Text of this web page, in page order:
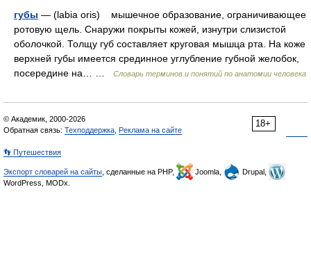
губы — (labia oris) мышечное образование, ограничивающее
ротовую щель. Снаружи покрыты кожей, изнутри слизистой
оболочкой. Толщу губ составляет круговая мышца рта. На коже
верхней губы имеется срединное углубление губной желобок,
посередине на… …
Словарь терминов и понятий по анатомии человека
18+
© Академик, 2000-2026
Обратная связь: Техподдержка Реклама на сайте
👣 Путешествия
Экспорт словарей на сайты , сделанные на PHP, Joomla,
Drupal,
WordPress, MODx.